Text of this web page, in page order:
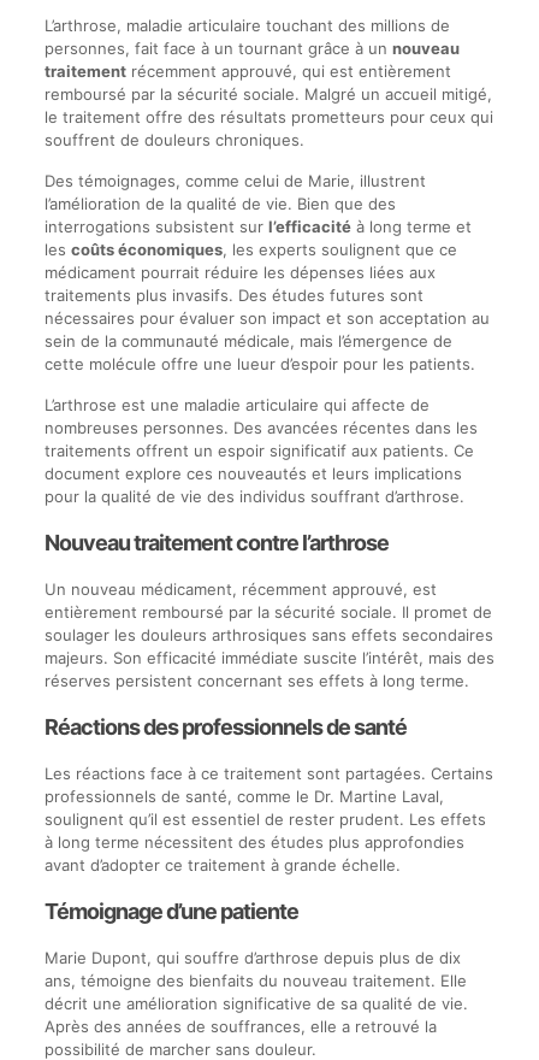
L’arthrose, maladie articulaire touchant des millions de
personnes, fait face à un tournant grâce à un nouveau
traitementrécemment approuvé, qui est entièrement
remboursé par la sécurité sociale. Malgré un accueil mitigé,
le traitement offre des résultats prometteurs pour ceux qui
souffrent de douleurs chroniques.
Des témoignages, comme celui de Marie, illustrent
l’amélioration de la qualité de vie. Bien que des
interrogations subsistent sur l’efficacitéà long terme et
les coûts économiques, les experts soulignent que ce
médicament pourrait réduire les dépenses liées aux
traitements plus invasifs. Des études futures sont
nécessaires pour évaluer son impact et son acceptation au
sein de la communauté médicale, mais l’émergence de
cette molécule offre une lueur d’espoir pour les patients.
L’arthrose est une maladie articulaire qui affecte de
nombreuses personnes. Des avancées récentes dans les
traitements offrent un espoir significatif aux patients. Ce
document explore ces nouveautés et leurs implications
pour la qualité de vie des individus souffrant d’arthrose.
Nouveau traitement contre l’arthrose
Un nouveau médicament, récemment approuvé, est
entièrement remboursé par la sécurité sociale. Il promet de
soulager les douleurs arthrosiques sans effets secondaires
majeurs. Son efficacité immédiate suscite l’intérêt, mais des
réserves persistent concernant ses effets à long terme.
Réactions des professionnels de santé
Les réactions face à ce traitement sont partagées. Certains
professionnels de santé, comme le Dr. Martine Laval,
soulignent qu’il est essentiel de rester prudent. Les effets
à long terme nécessitent des études plus approfondies
avant d’adopter ce traitement à grande échelle.
Témoignage d’une patiente
Marie Dupont, qui souffre d’arthrose depuis plus de dix
ans, témoigne des bienfaits du nouveau traitement. Elle
décrit une amélioration significative de sa qualité de vie.
Après des années de souffrances, elle a retrouvé la
possibilité de marcher sans douleur.